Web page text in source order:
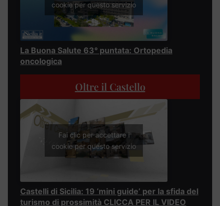
cookie per questo servizio
La Buona Salute 63° puntata: Ortopedia
oncologica
Oltre il Castello
Fai clic per accettare i
cookie per questo servizio
Castelli di Sicilia: 19 ‘mini guide’ per la sfida del
turismo di prossimità CLICCA PER IL VIDEO